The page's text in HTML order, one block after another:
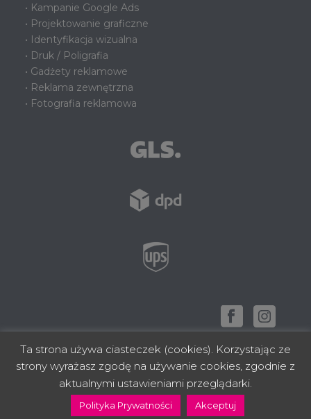
• Kampanie Google Ads
• Projektowanie graficzne
• Identyfikacja wizualna
• Druk / Poligrafia
• Gadżety reklamowe
• Reklama zewnętrzna
• Fotografia reklamowa
zbudowano z ❤ w Rzeszowie
Ta strona używa ciasteczek (cookies). Korzystając ze
strony wyrażasz zgodę na używanie cookies, zgodnie z
aktualnymi ustawieniami przeglądarki.
Polityka Prywatności Akceptuj